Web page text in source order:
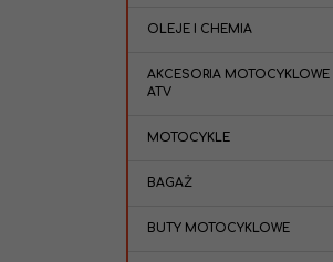
OLEJE I CHEMIA
AKCESORIA MOTOCYKLOWE I
ATV
MOTOCYKLE
BAGAŻ
BUTY MOTOCYKLOWE